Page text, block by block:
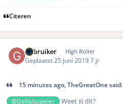
Citeren
Gebruiker High Roller
Geplaatst 25 juni 20197 jr
15 minutes ago, TheGreatOne said:
@DeValsspeler Weet jij dit?